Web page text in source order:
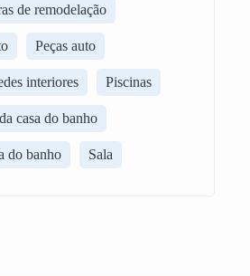
de remodelação
Peças auto
interiores Piscinas
casa do banho
do banho Sala